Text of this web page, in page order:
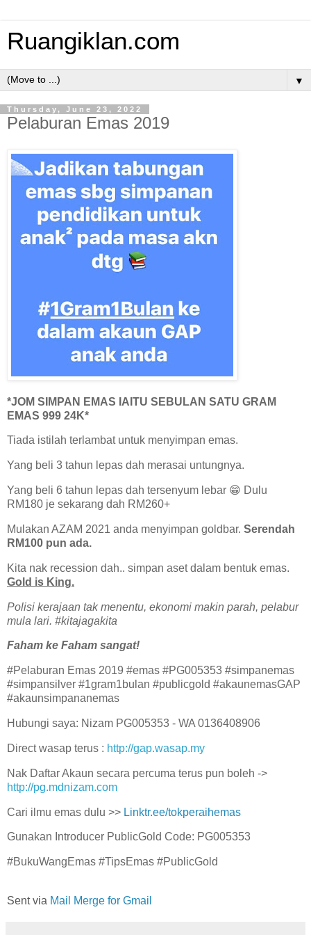
Ruangiklan.com
▼
Thursday, June 23, 2022
Pelaburan Emas 2019
*JOM SIMPAN EMAS IAITU SEBULAN SATU GRAM
EMAS 999 24K*
Tiada istilah terlambat untuk menyimpan emas.
Yang beli 3 tahun lepas dah merasai untungnya.
Yang beli 6 tahun lepas dah tersenyum lebar 😁 Dulu
RM180 je sekarang dah RM260+
Mulakan AZAM 2021 anda menyimpan goldbar. Serendah
RM100 pun ada.
Kita nak recession dah.. simpan aset dalam bentuk emas.
Gold is King.
Polisi kerajaan tak menentu, ekonomi makin parah, pelabur
mula lari. #kitajagakita
Faham ke Faham sangat!
#Pelaburan Emas 2019 #emas #PG005353 #simpanemas
#simpansilver #1gram1bulan #publicgold #akaunemasGAP
#akaunsimpananemas
Hubungi saya: Nizam PG005353 - WA 0136408906
Direct wasap terus : http://gap.wasap.my
Nak Daftar Akaun secara percuma terus pun boleh ->
http://pg.mdnizam.com
Cari ilmu emas dulu >> Linktr.ee/tokperaihemas
Gunakan Introducer PublicGold Code: PG005353
#BukuWangEmas #TipsEmas #PublicGold
Sent via Mail Merge for Gmail